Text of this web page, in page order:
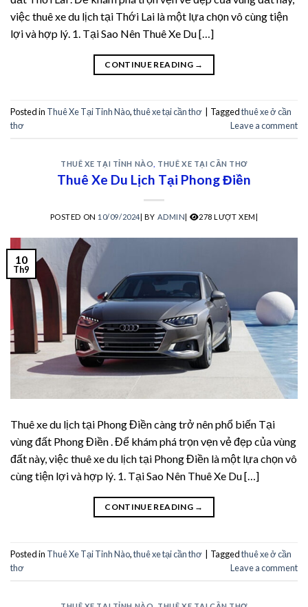
satın al
panel
Panel
panel
panel
panel
panel
panel
panel
panel
panel
panel
việc thuê xe du lịch tại Thới Lai là một lựa chọn vô cùng tiện
lợi và hợp lý. 1. Tại Sao Nên Thuê Xe Du […]
CONTINUE READING →
Posted in Thuê Xe Tại Tỉnh Nào,thuê xe tại cần thơ Taggedthuê xe ở cần
thơ
Leave a comment
THUÊ XE TẠI TỈNH NÀO THUÊ XE TẠI CẦN THƠ
Thuê Xe Du Lịch Tại Phong Điền
POSTED ON 10/09/2024| BY ADMIN| 278 LƯỢT XEM|
10
Th9
Thuê xe du lịch tại Phong Điền càng trở nên phổ biến Tại
vùng đất Phong Điền . Để khám phá trọn vẹn vẻ đẹp của vùng
đất này, việc thuê xe du lịch tại Phong Điền là một lựa chọn vô
cùng tiện lợi và hợp lý. 1. Tại Sao Nên Thuê Xe Du […]
CONTINUE READING →
Posted in Thuê Xe Tại Tỉnh Nào,thuê xe tại cần thơ Taggedthuê xe ở cần
thơ
Leave a comment